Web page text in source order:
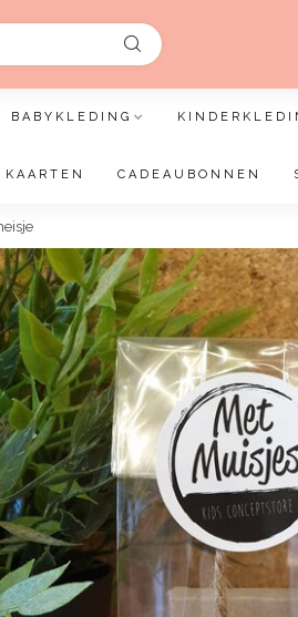
BABYKLEDING
KAARTEN CADEAUBONNEN